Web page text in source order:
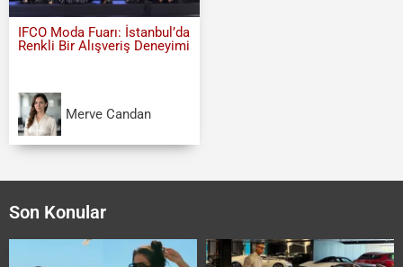
IFCO Moda Fuarı: İstanbul’da
Renkli Bir Alışveriş Deneyimi
Merve Candan
Son Konular